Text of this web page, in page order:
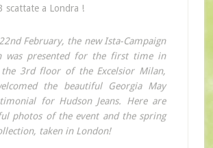
scattate a Londra !
February, the new Ista-Campaign
was presented for the first time in
3rd floor of the Excelsior Milan,
the beautiful Georgia May
for Hudson Jeans. Here are
photos of the event and the spring
taken in London!